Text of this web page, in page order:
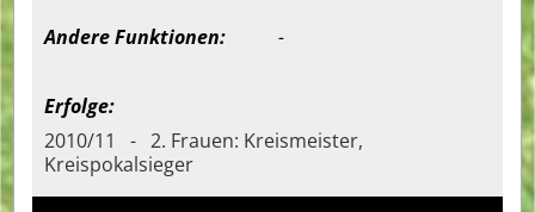
Andere Funktionen: -
Erfolge:
2010/11 - 2. Frauen: Kreismeister,
Kreispokalsieger